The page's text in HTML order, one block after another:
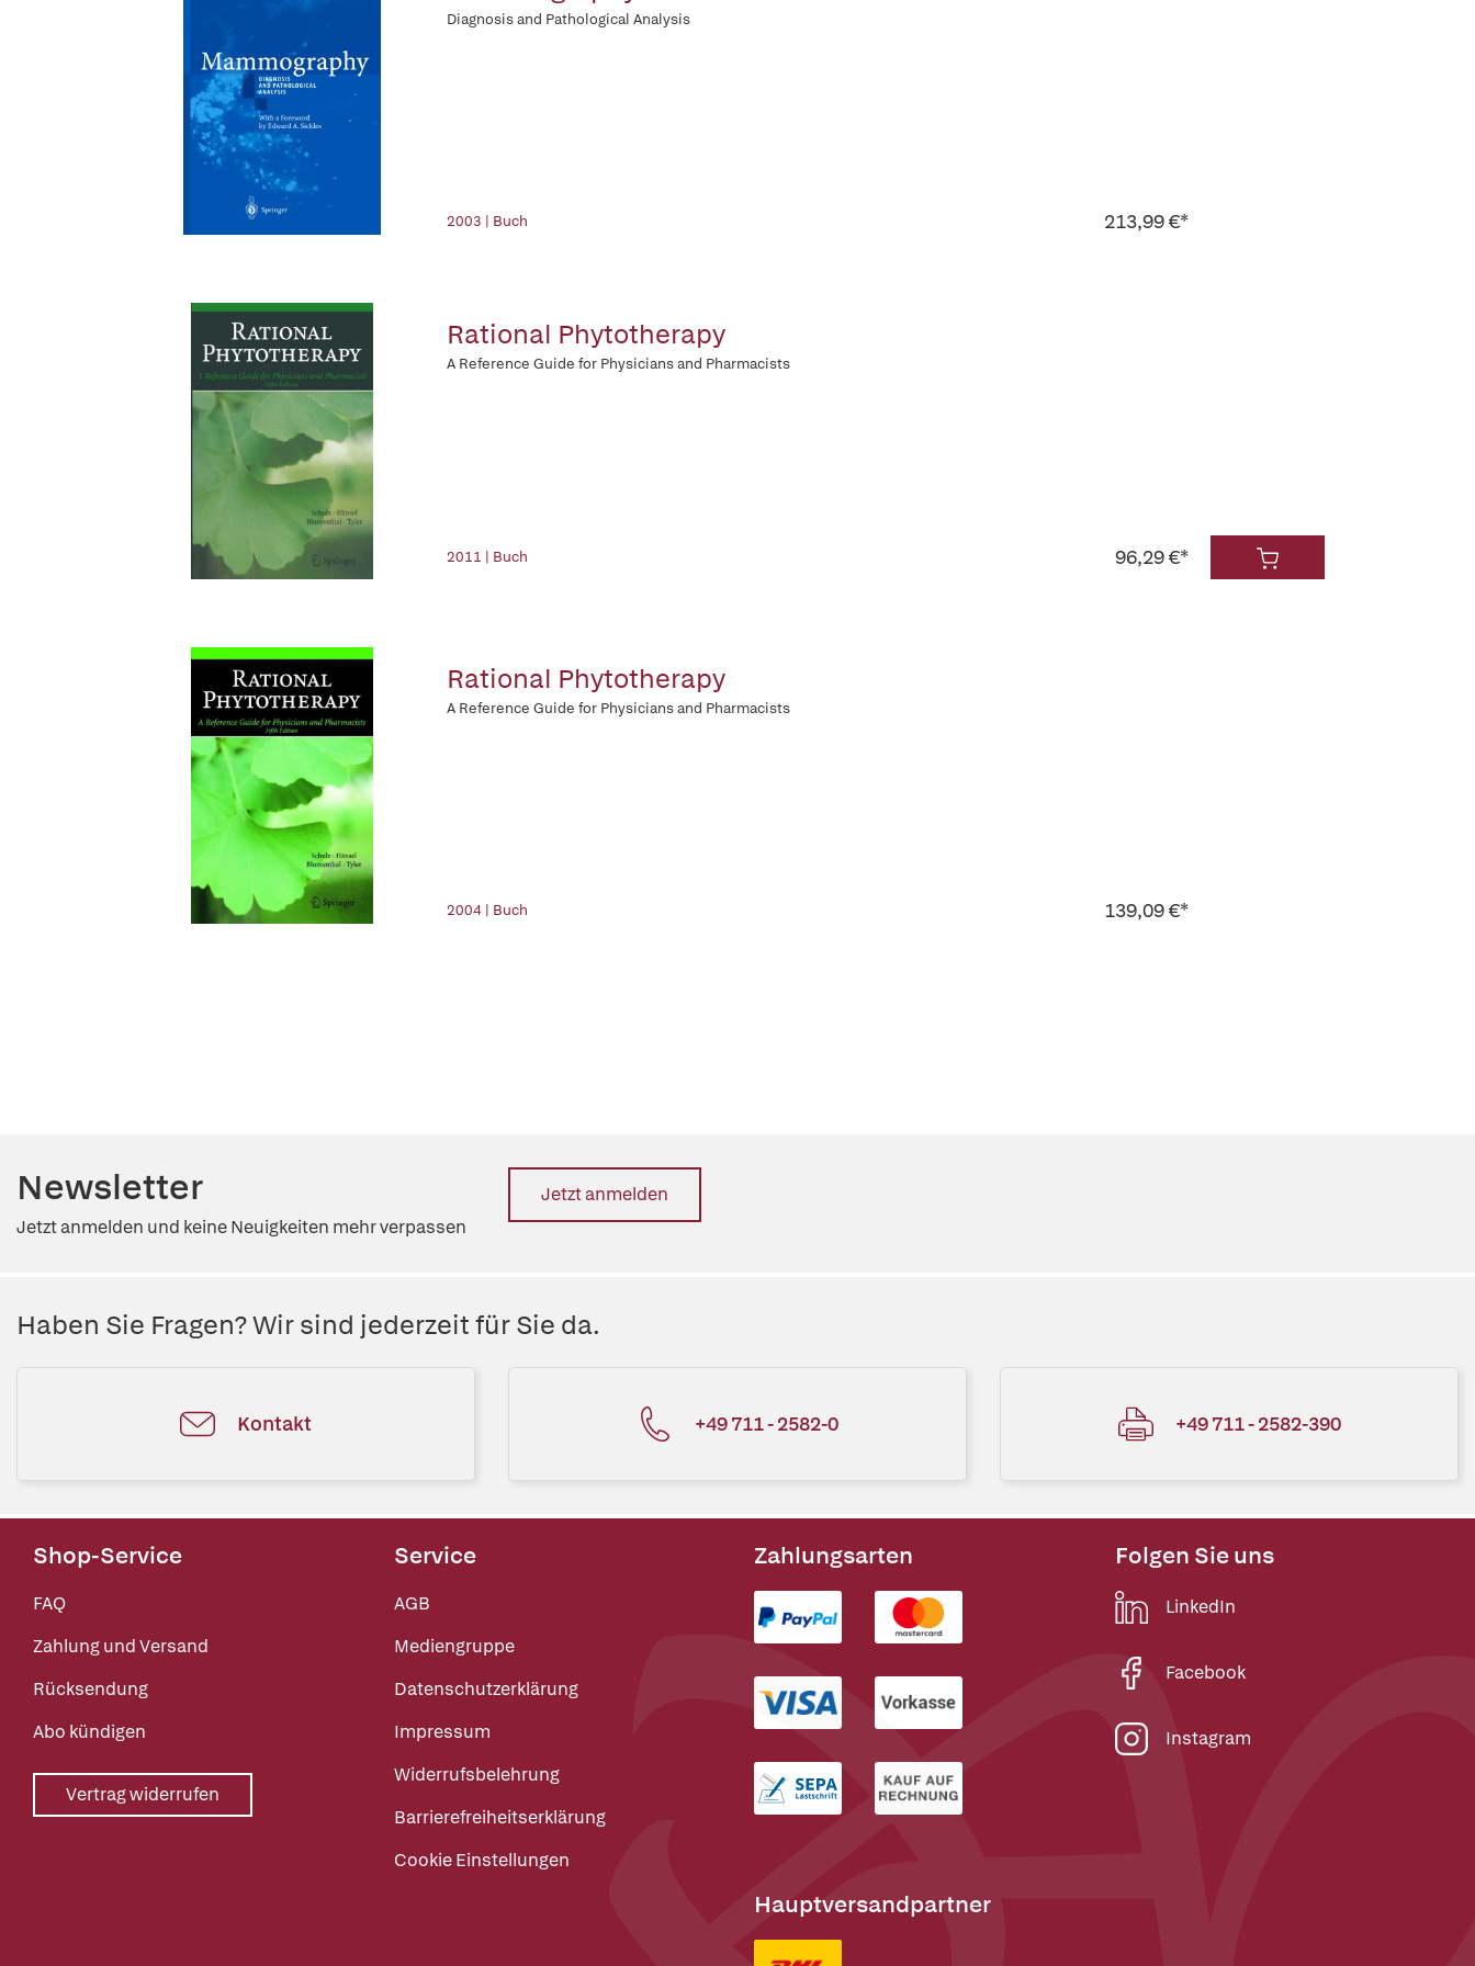
Diagnosis and Pathological Analysis
2003 | Buch 213,99 €*
Rational Phytotherapy
A Reference Guide for Physicians and Pharmacists
2011 | Buch 96,29 €*
Rational Phytotherapy
A Reference Guide for Physicians and Pharmacists
2004 | Buch 139,09 €*
Newsletter
Jetzt anmelden und keine Neuigkeiten mehr verpassen
Jetzt anmelden
Haben Sie Fragen? Wir sind jederzeit für Sie da.
Kontakt +49 711 - 2582-0 +49 711 - 2582-390
Shop-Service
FAQ
Zahlung und Versand
Rücksendung
Abo kündigen
Vertrag widerrufen
Service
AGB
Mediengruppe
Datenschutzerklärung
Impressum
Widerrufsbelehrung
Barrierefreiheitserklärung
Cookie Einstellungen
Zahlungsarten
Hauptversandpartner
Folgen Sie uns
LinkedIn
Facebook
Instagram